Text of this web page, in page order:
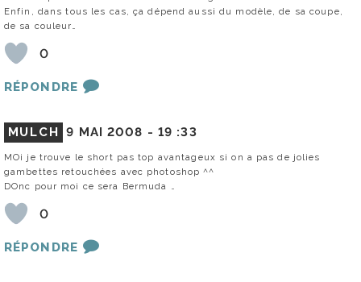
Enfin, dans tous les cas, ça dépend aussi du modèle, de sa coupe,
de sa couleur…
0
RÉPONDRE
MULCH 9 MAI 2008 - 19 :33
MOi je trouve le short pas top avantageux si on a pas de jolies
gambettes retouchées avec photoshop ^^
DOnc pour moi ce sera Bermuda …
0
RÉPONDRE